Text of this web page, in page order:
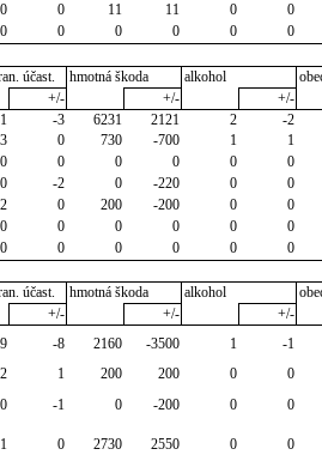
0 0 11 11 0 0
0 0 0 0 0 0
účast. hmotná škoda alkohol
+/- +/- +/-
-3 6231 2121 2 -2
3 0 730 -700 1 1
0 0 0 0 0 0
0 -2 0 -220 0 0
2 0 200 -200 0 0
0 0 0 0 0 0
0 0 0 0 0 0
účast. hmotná škoda alkohol
+/- +/- +/-
9 -8 2160 -3500 1 -1
2 1 200 200 0 0
0 -1 0 -200 0 0
1 0 2730 2550 0 0